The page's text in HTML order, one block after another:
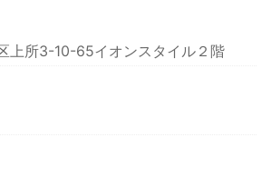
上所3-10-65イオンスタイル２階